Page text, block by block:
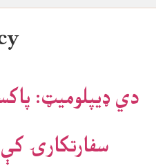
دي ډيپلومیټ:
سفارتکارۍ